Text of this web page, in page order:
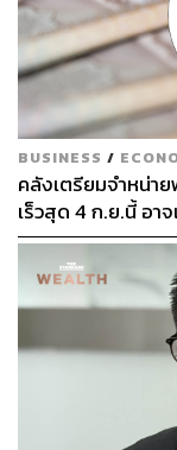
BUSINESS /
คลังเตรียมจำหน่า
เร็วสุด 4 ก.ย.นี้ อา
First มากขึ้น